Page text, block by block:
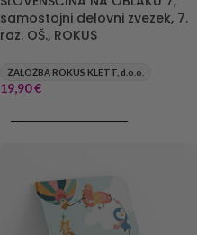
samostojni delovni zvezek, 7.
raz. OŠ., ROKUS
ZALOŽBA ROKUS KLETT, d.o.o.
19,90€